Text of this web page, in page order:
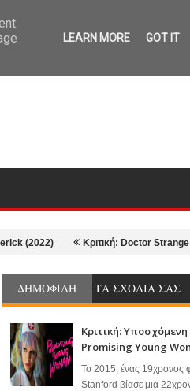
Κριτική: Doctor Strange in the
ΔΗΜΟΦΙΛΗ ΤΑ ΣΧΟΛΙΑ ΣΑΣ
Κριτική:
Promising Young
Το 2015, ένας 19χρονος
Stanford βίασε μια
LEARN MORE GOT IT